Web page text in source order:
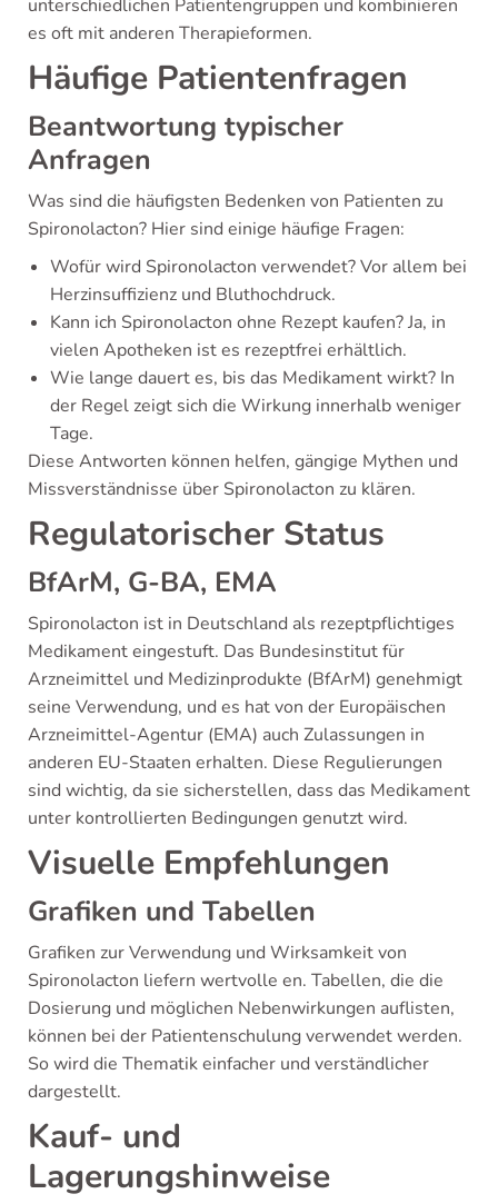
unterschiedlichen Patientengruppen und kombinieren
es oft mit anderen Therapieformen.
Häufige Patientenfragen
Beantwortung typischer
Anfragen
Was sind die häufigsten Bedenken von Patienten zu
Spironolacton? Hier sind einige häufige Fragen:
Wofür wird Spironolacton verwendet? Vor allem bei
Herzinsuffizienz und Bluthochdruck.
Kann ich Spironolacton ohne Rezept kaufen? Ja, in
vielen Apotheken ist es rezeptfrei erhältlich.
Wie lange dauert es, bis das Medikament wirkt? In
der Regel zeigt sich die Wirkung innerhalb weniger
Tage.
Diese Antworten können helfen, gängige Mythen und
Missverständnisse über Spironolacton zu klären.
Regulatorischer Status
BfArM, G-BA, EMA
Spironolacton ist in Deutschland als rezeptpflichtiges
Medikament eingestuft. Das Bundesinstitut für
Arzneimittel und Medizinprodukte (BfArM) genehmigt
seine Verwendung, und es hat von der Europäischen
Arzneimittel-Agentur (EMA) auch Zulassungen in
anderen EU-Staaten erhalten. Diese Regulierungen
sind wichtig, da sie sicherstellen, dass das Medikament
unter kontrollierten Bedingungen genutzt wird.
Visuelle Empfehlungen
Grafiken und Tabellen
Grafiken zur Verwendung und Wirksamkeit von
Spironolacton liefern wertvolle en. Tabellen, die die
Dosierung und möglichen Nebenwirkungen auflisten,
können bei der Patientenschulung verwendet werden.
So wird die Thematik einfacher und verständlicher
dargestellt.
Kauf- und
Lagerungshinweise